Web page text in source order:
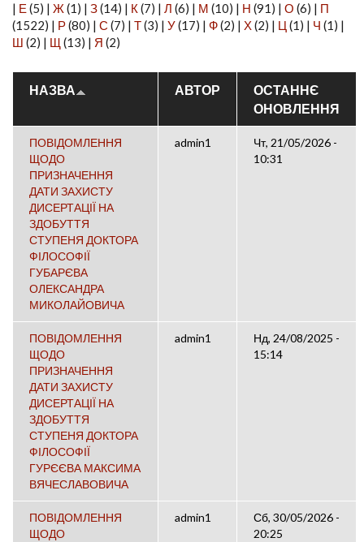
| Е (5) | Ж (1) | З(14) | К (7) | Л (6) | М (10) | Н (91) | О (6) | П
(1522) | Р(80) | С (7) | Т(3) | У(17) | Ф(2) | Х(2) | Ц (1) | Ч (1) |
Ш (2) | Щ (13) | Я (2)
НАЗВА АВТОР
ОСТАННЄ
ОНОВЛЕННЯ
ПОВІДОМЛЕННЯ
ЩОДО
ПРИЗНАЧЕННЯ
ДАТИ ЗАХИСТУ
ДИСЕРТАЦІЇ НА
ЗДОБУТТЯ
СТУПЕНЯ ДОКТОРА
ФІЛОСОФІЇ
ГУБАРЄВА
ОЛЕКСАНДРА
МИКОЛАЙОВИЧА
admin1
Чт, 21/05/2026 -
10:31
ПОВІДОМЛЕННЯ
ЩОДО
ПРИЗНАЧЕННЯ
ДАТИ ЗАХИСТУ
ДИСЕРТАЦІЇ НА
ЗДОБУТТЯ
СТУПЕНЯ ДОКТОРА
ФІЛОСОФІЇ
ГУРЄЄВА МАКСИМА
ВЯЧЕСЛАВОВИЧА
admin1
Нд, 24/08/2025 -
15:14
ПОВІДОМЛЕННЯ
ЩОДО
admin1
Сб, 30/05/2026 -
20:25